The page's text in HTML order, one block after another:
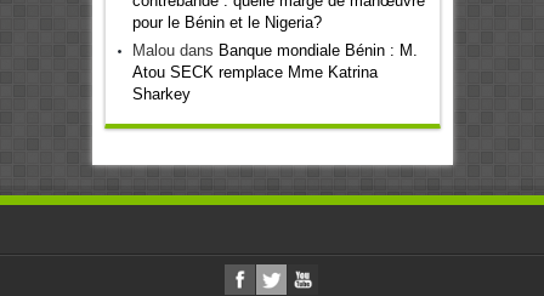
pour le Bénin et le Nigeria?
Maloudans Banque mondiale Bénin : M.
Atou SECK remplace Mme Katrina
Sharkey